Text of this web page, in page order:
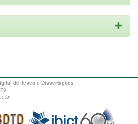
de Teses e Dissertações